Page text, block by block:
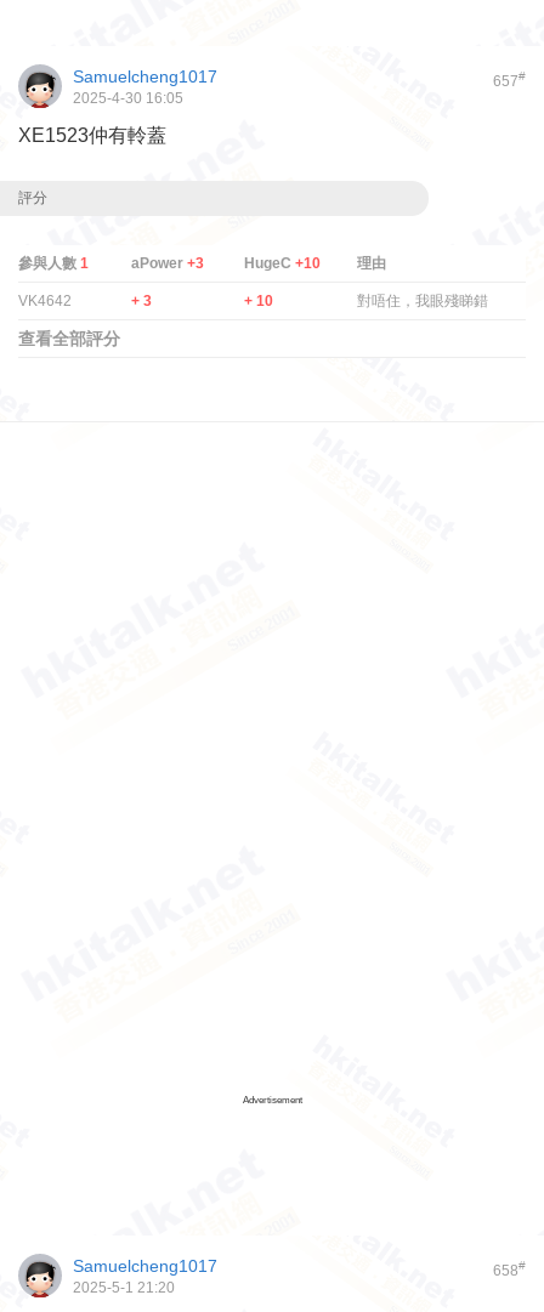
657#
Samuelcheng1017
2025-4-30 16:05
XE1523仲有軨蓋
評分
參與人數 1 aPower +3 HugeC +10 理由
VK4642 + 3 + 10 對唔住，我眼殘睇錯
查看全部評分
Advertisement
658#
Samuelcheng1017
2025-5-1 21:20